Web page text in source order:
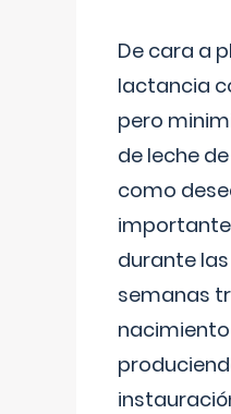
De cara a
lactancia
pero
de leche
como
durante
semanas